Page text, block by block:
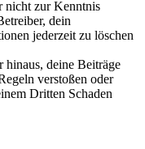
nicht zur Kenntnis
dein
jederzeit zu löschen
hinaus, deine Beiträge
verstoßen oder
Dritten Schaden